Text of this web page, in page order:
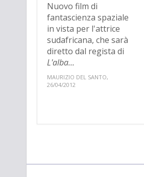
Nuovo film di
fantascienza spaziale
in vista per l'attrice
sudafricana, che sarà
diretto dal regista di
L'alba...
MAURIZIO DEL SANTO,
26/04/2012